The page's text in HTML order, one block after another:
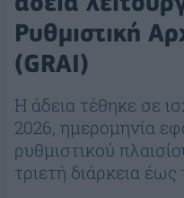
Ρυθμιστική
(GRAI)
Η άδεια τέθηκε σε
2026, ημερομηνία
ρυθμιστικού
τριετή διάρκεια έως